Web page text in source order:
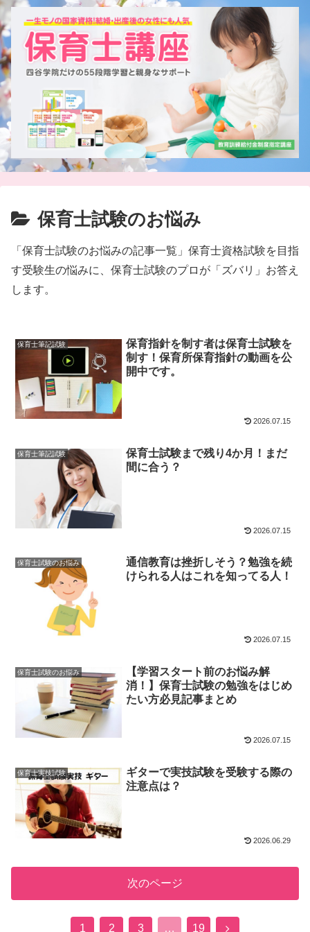
保育士試験のお悩み
「保育士試験のお悩みの記事一覧」保育士資格試験を目指
す受験生の悩みに、保育士試験のプロが「ズバリ」お答え
します。
保育士筆記試験
保育指針を制す者は保育士試験を
制す！保育所保育指針の動画を公
開中です。
2026.07.15
保育士筆記試験
保育士試験まで残り4か月！まだ
間に合う？
2026.07.15
保育士試験のお悩み
通信教育は挫折しそう？勉強を続
けられる人はこれを知ってる人！
2026.07.15
保育士試験のお悩み
【学習スタート前のお悩み解
消！】保育士試験の勉強をはじめ
たい方必見記事まとめ
2026.07.15
保育士実技試験
ギターで実技試験を受験する際の
注意点は？
2026.06.29
次のページ
1 2 3 … 19 次